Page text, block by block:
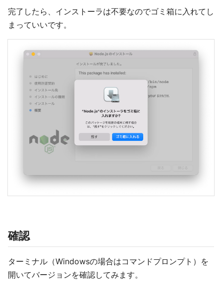
完了したら、インストーラは不要なのでゴミ箱に入れてし
まっていいです。
確認
ターミナル（Windowsの場合はコマンドプロンプト）を
開いてバージョンを確認してみます。